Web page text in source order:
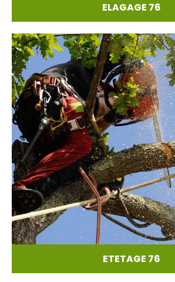
ELAGAGE 76
ETETAGE 76